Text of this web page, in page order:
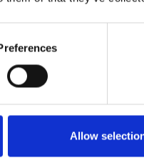
Allow
un
?
envoyez-nous un